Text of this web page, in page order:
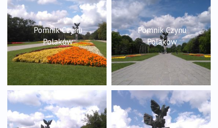
Pomnik Czynu
Polaków
Pomnik Czynu
Polaków